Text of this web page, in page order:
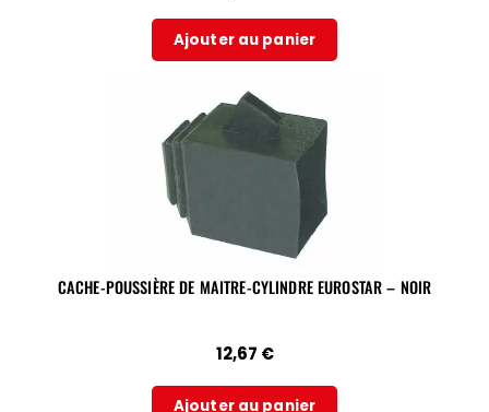
Ajouter au panier
CACHE-POUSSIÈRE DE MAITRE-CYLINDRE EUROSTAR – NOIR
12,67 €
Ajouter au panier